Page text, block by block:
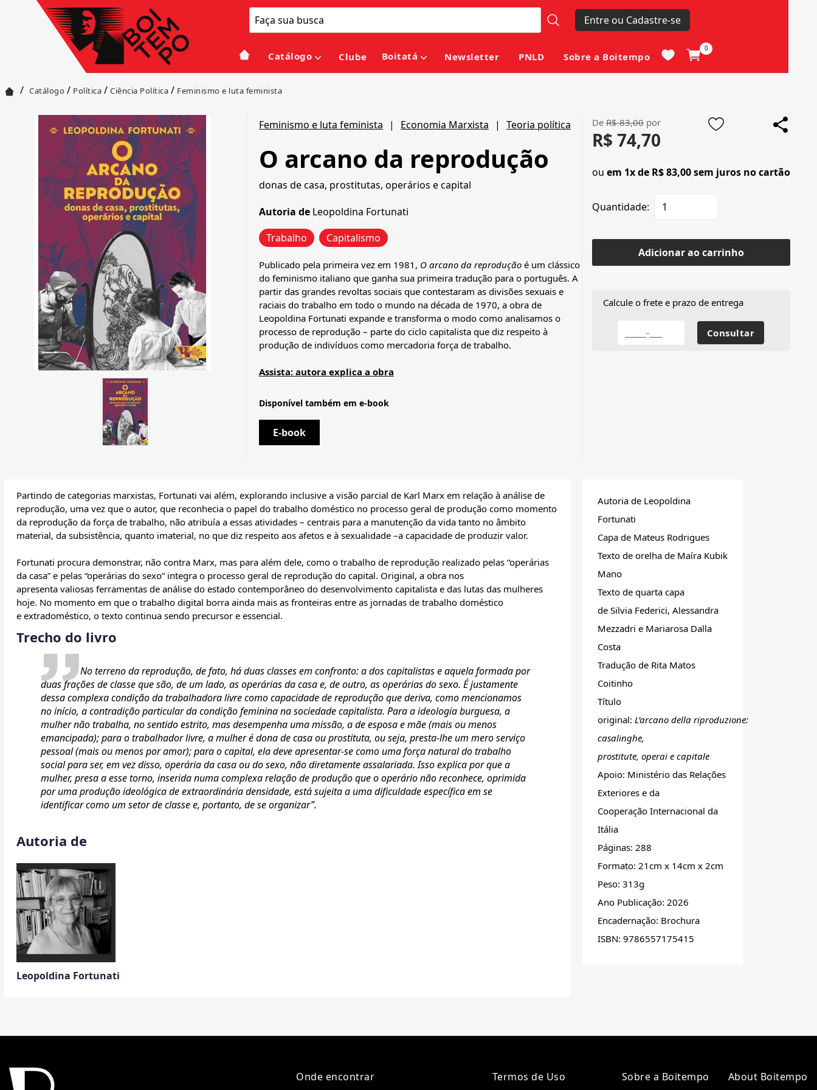
Entre ou Cadastre-se
Catálogo Clube Boitatá Newsletter PNLD Sobre a Boitempo
0
/ Catálogo / Política / Ciência Política / Feminismo e luta feminista
Feminismo e luta feminista | Economia Marxista | Teoria política
O arcano da reprodução
donas de casa, prostitutas, operários e capital
Autoria de Leopoldina Fortunati
Trabalho
Capitalismo
Publicado pela primeira vez em 1981, O arcano da reprodução é um clássico
do feminismo italiano que ganha sua primeira tradução para o português. A
partir das grandes revoltas sociais que contestaram as divisões sexuais e
raciais do trabalho em todo o mundo na década de 1970, a obra de
Leopoldina Fortunati expande e transforma o modo como analisamos o
processo de reprodução – parte do ciclo capitalista que diz respeito à
produção de indivíduos como mercadoria força de trabalho.
Assista: autora explica a obra
Disponível também em e-book
E-book
De R$ 83,00 por
R$ 74,70
ou em 1x de R$ 83,00 sem juros no cartão
Quantidade:
Adicionar ao carrinho
Calcule o frete e prazo de entrega
Partindo de categorias marxistas, Fortunati vai além, explorando inclusive a visão parcial de Karl Marx em relação à análise de
reprodução, uma vez que o autor, que reconhecia o papel do trabalho doméstico no processo geral de produção como momento
da reprodução da força de trabalho, não atribuía a essas atividades – centrais para a manutenção da vida tanto no âmbito
material, da subsistência, quanto imaterial, no que diz respeito aos afetos e à sexualidade –a capacidade de produzir valor.
Fortunati procura demonstrar, não contra Marx, mas para além dele, como o trabalho de reprodução realizado pelas “operárias
da casa” e pelas “operárias do sexo” integra o processo geral de reprodução do capital. Original, a obra nos
apresenta valiosas ferramentas de análise do estado contemporâneo do desenvolvimento capitalista e das lutas das mulheres
hoje. No momento em que o trabalho digital borra ainda mais as fronteiras entre as jornadas de trabalho doméstico
e extradoméstico, o texto continua sendo precursor e essencial.
Trecho do livro
No terreno da reprodução, de fato, há duas classes em confronto: a dos capitalistas e aquela formada por
duas frações de classe que são, de um lado, as operárias da casa e, de outro, as operárias do sexo. É justamente
dessa complexa condição da trabalhadora livre como capacidade de reprodução que deriva, como mencionamos
no início, a contradição particular da condição feminina na sociedade capitalista. Para a ideologia burguesa, a
mulher não trabalha, no sentido estrito, mas desempenha uma missão, a de esposa e mãe (mais ou menos
emancipada); para o trabalhador livre, a mulher é dona de casa ou prostituta, ou seja, presta-lhe um mero serviço
pessoal (mais ou menos por amor); para o capital, ela deve apresentar-se como uma força natural do trabalho
social para ser, em vez disso, operária da casa ou do sexo, não diretamente assalariada. Isso explica por que a
mulher, presa a esse torno, inserida numa complexa relação de produção que o operário não reconhece, oprimida
por uma produção ideológica de extraordinária densidade, está sujeita a uma dificuldade específica em se
identificar como um setor de classe e, portanto, de se organizar”.
Autoria de
Leopoldina Fortunati
Autoria de Leopoldina
Fortunati
Capa de Mateus Rodrigues
Texto de orelha de Maíra Kubik
Mano
Texto de quarta capa
de Silvia Federici, Alessandra
Mezzadri e Mariarosa Dalla
Costa
Tradução de Rita Matos
Coitinho
Título
original: L’arcano della riproduzione:
casalinghe,
prostitute, operai e capitale
Apoio: Ministério das Relações
Exteriores e da
Cooperação Internacional da
Itália
Páginas: 288
Formato: 21cm x 14cm x 2cm
Peso: 313g
Ano Publicação: 2026
Encadernação: Brochura
ISBN: 9786557175415
Onde encontrar Termos de Uso Sobre a Boitempo About Boitempo